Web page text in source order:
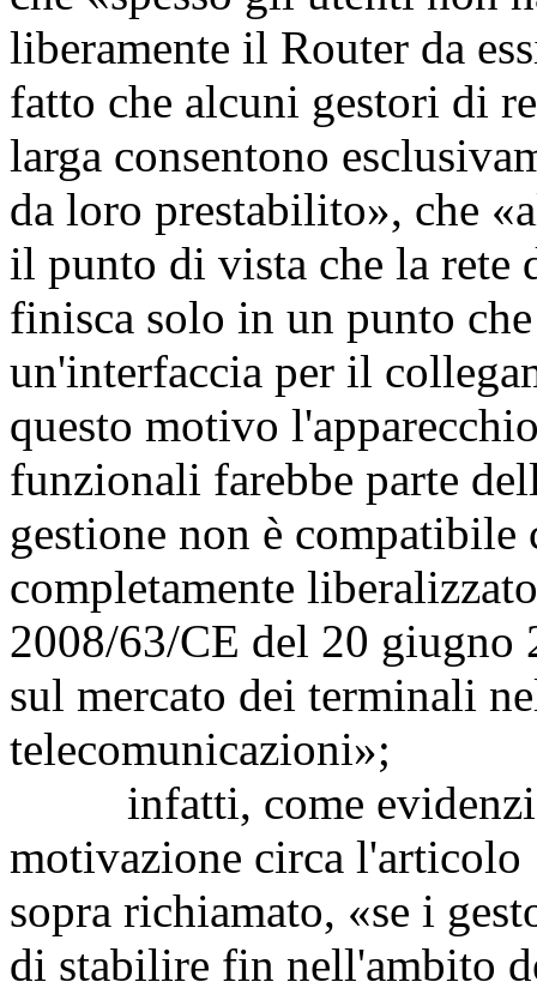
liberamente il Router da
fatto che alcuni gestori di
larga consentono
da loro prestabilito», che
il punto di vista che la rete
finisca solo in un punto
un'interfaccia per il
questo motivo
funzionali farebbe parte
gestione non è
completamente
2008/63/CE del 20 giugno
sul mercato dei terminali
telecomunicazioni»;
infatti, come
motivazione circa l'articolo
sopra richiamato, «se i
di stabilire fin nell'ambito